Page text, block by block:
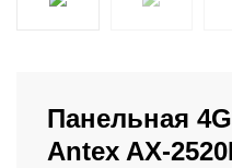
Панельная
Antex AX-